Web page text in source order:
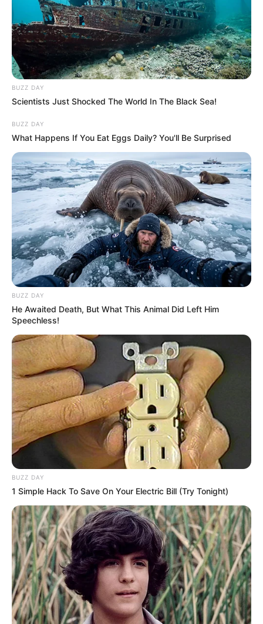
BUZZ DAY
Scientists Just Shocked The World In The Black Sea!
BUZZ DAY
What Happens If You Eat Eggs Daily? You'll Be Surprised
BUZZ DAY
He Awaited Death, But What This Animal Did Left Him
Speechless!
BUZZ DAY
1 Simple Hack To Save On Your Electric Bill (Try Tonight)